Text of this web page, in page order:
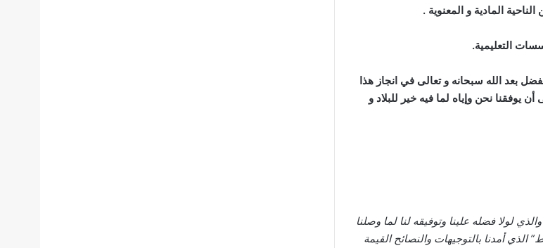
المادية و المعنوية .
التعليمية.
بعد الله سبحانه و تعالى في انجاز هذا
يوفقنا نحن وإياه لما فيه خير للبلاد و
لولا فضله علينا وتوفيقه لنا لما وصلنا
أمدنا بالتوجيهات والنصائح القيمة